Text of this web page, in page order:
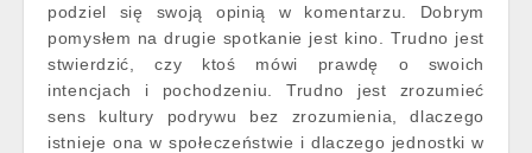
podziel się swoją opinią w komentarzu. Dobrym
pomysłem na drugie spotkanie jest kino. Trudno jest
stwierdzić, czy ktoś mówi prawdę o swoich
intencjach i pochodzeniu. Trudno jest zrozumieć
sens kultury podrywu bez zrozumienia, dlaczego
istnieje ona w społeczeństwie i dlaczego jednostki w